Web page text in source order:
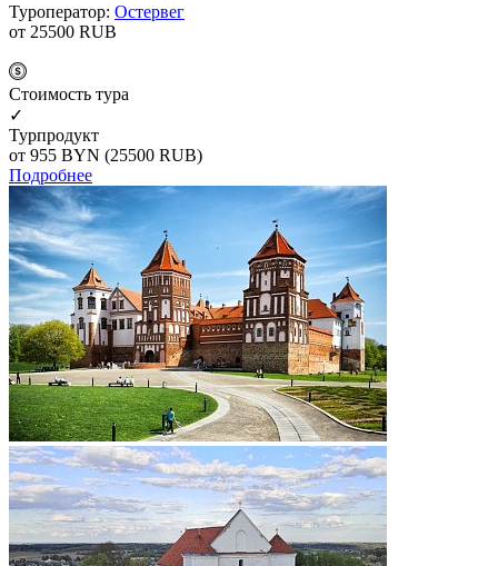
Туроператор: Остервег
от 25500 RUB
Cтоимость тура
✓
Турпродукт
от 955 BYN (25500 RUB)
Подробнее